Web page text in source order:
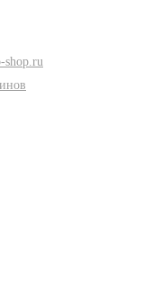
shop.ru